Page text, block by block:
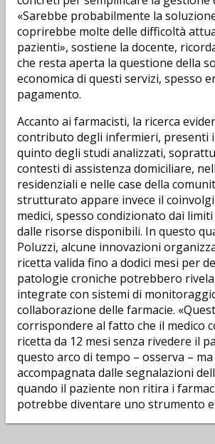
«Sarebbe probabilmente la
coprirebbe molte delle difficoltà
pazienti», sostiene la docente,
che resta aperta la questione della
economica di questi servizi, spesso
pagamento.
Accanto ai farmacisti, la ricerca
contributo degli infermieri, presenti
quinto degli studi analizzati,
contesti di assistenza domiciliare,
residenziali e nelle case della
strutturato appare invece il
medici, spesso condizionato dai
dalle risorse disponibili. In questo
Poluzzi, alcune innovazioni
ricetta valida fino a dodici mesi per
patologie croniche potrebbero
integrate con sistemi di
collaborazione delle farmacie.
corrispondere al fatto che il medico
ricetta da 12 mesi senza rivedere il
questo arco di tempo – osserva – ma
accompagnata dalle segnalazioni
quando il paziente non ritira i
potrebbe diventare uno strumento